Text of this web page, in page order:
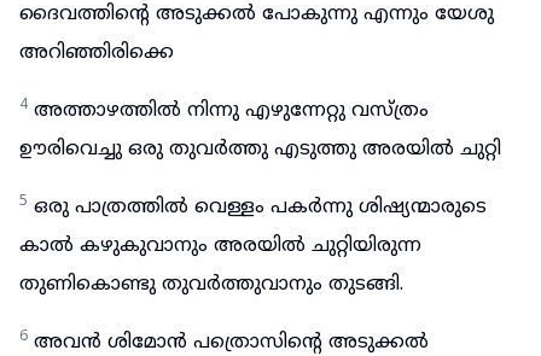
ദൈവത്തിന്റെ അടുക്കൽ പോകുന്നു എന്നും യേശു
അറിഞ്ഞിരിക്കെ
4 അത്താഴത്തിൽ നിന്നു എഴുന്നേറ്റു വസ്ത്രം
ഊരിവെച്ചു ഒരു തുവർത്തു എടുത്തു അരയിൽ ചുറ്റി
5 ഒരു പാത്രത്തിൽ വെള്ളം പകർന്നു ശിഷ്യന്മാരുടെ
കാൽ കഴുകുവാനും അരയിൽ ചുറ്റിയിരുന്ന
തുണികൊണ്ടു തുവർത്തുവാനും തുടങ്ങി.
6 അവൻ ശിമോൻ പത്രൊസിന്റെ അടുക്കൽ